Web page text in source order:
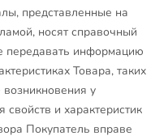
представленные на
носят справочный
передавать информацию
Товара, таких
у
и характеристик
Покупатель вправе